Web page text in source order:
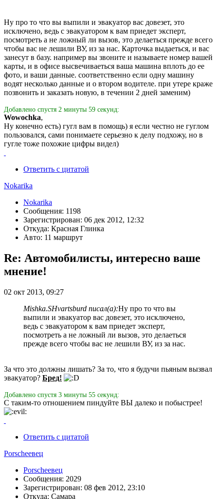
Ну про то что вы выпили и эвакуатор вас довезет, это
исключено, ведь с эвакуатором к вам приедет эксперт,
посмотреть а не ложный ли вызов, это делаеться прежде всего
чтобы вас не лешили ВУ, из за нас. Карточка выдаеться, и вас
занесут в базу. например вы звоните и называете номер вашей
карты, и в офисе высвечиваеться ваша машина вплоть до ее
фото, и ваши данные. соответственно если одну машину
водят несколько данные и о втором водителе. при утере краже
позвонить и заказать новую, в течении 2 дней заменим)
Добавлено спустя 2 минуты 59 секунд:
Wowochka,
Ну конечно есть) гугл вам в помощь) я если честно не гуглом
пользовался, сами понимаете серьезно к делу подхожу, но в
гугле тоже похожие цифры видел)
Ответить с цитатой
Nokarika
Nokarika
Сообщения: 1198
Зарегистрирован: 06 дек 2012, 12:32
Откуда: Красная Глинка
Авто: 11 маршрут
Re: Автомобилисты, интересно ваше
мнение!
02 окт 2013, 09:27
Mishka.SHvartsburd писал(а):Ну про то что вы
выпили и эвакуатор вас довезет, это исключено,
ведь с эвакуатором к вам приедет эксперт,
посмотреть а не ложный ли вызов, это делаеться
прежде всего чтобы вас не лешили ВУ, из за нас.
За что это должны лишать? За то, что я будучи пьяным вызвал
эвакуатор? Бред!
Добавлено спустя 3 минуты 55 секунд:
С таким-то отношением пиндуйте ВЫ далеко и побыстрее!
Ответить с цитатой
Porscheeвец
Porscheeвец
Сообщения: 2029
Зарегистрирован: 08 фев 2012, 23:10
Откуда: Самара